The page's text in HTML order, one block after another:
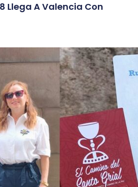
Llega A Valencia Con